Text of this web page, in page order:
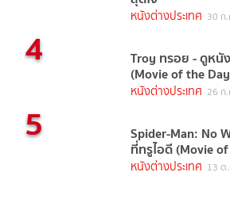
หนังต่างประเทศ 30 ก
4 Troy ทรอย - ดูหนั
(Movie of the
หนังต่างประเทศ 26 ก
5 Spider-Man: No
ที่ทรูไอดี (Movie
หนังต่างประเทศ 13 ต